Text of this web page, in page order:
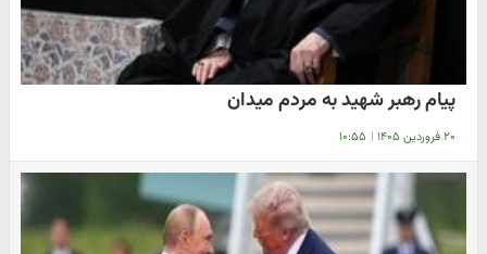
پیام رهبر شهید به مردم میدان
۲۰ فروردین ۱۴۰۵ | ۱۰:۵۵